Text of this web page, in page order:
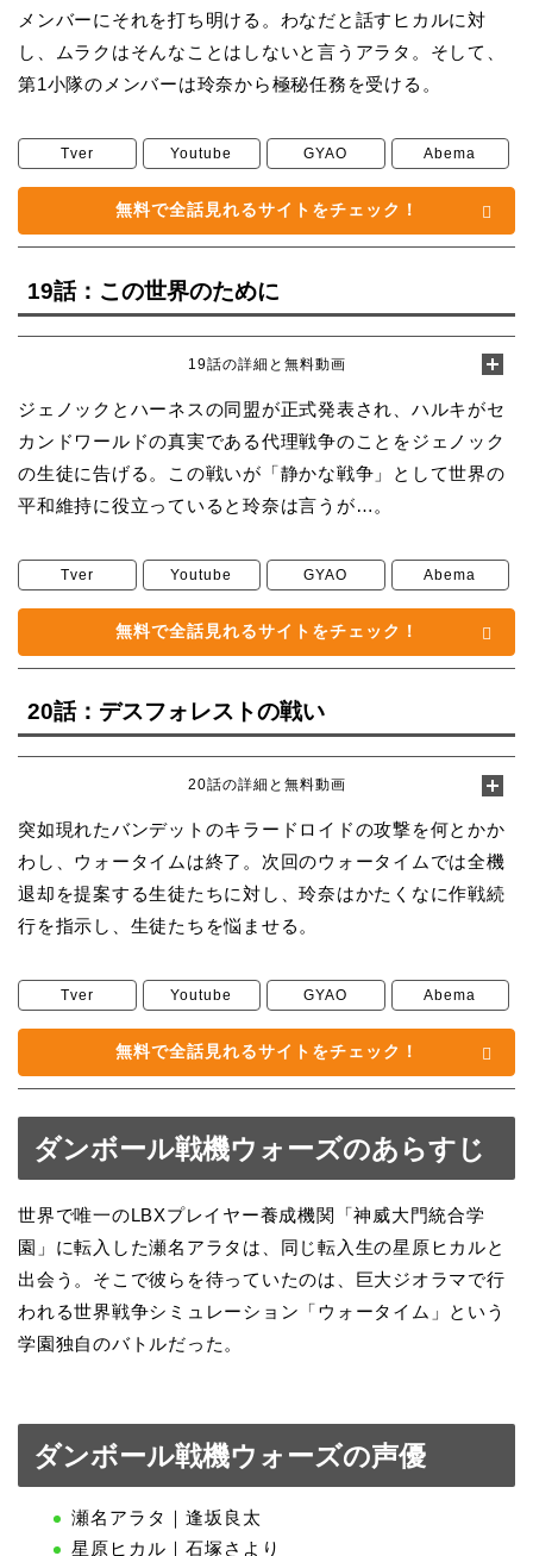
メンバーにそれを打ち明ける。わなだと話すヒカルに対
し、ムラクはそんなことはしないと言うアラタ。そして、
第1小隊のメンバーは玲奈から極秘任務を受ける。
Tver Youtube GYAO Abema
無料で全話見れるサイトをチェック！
19話：この世界のために
19話の詳細と無料動画
ジェノックとハーネスの同盟が正式発表され、ハルキがセ
カンドワールドの真実である代理戦争のことをジェノック
の生徒に告げる。この戦いが「静かな戦争」として世界の
平和維持に役立っていると玲奈は言うが…。
Tver Youtube GYAO Abema
無料で全話見れるサイトをチェック！
20話：デスフォレストの戦い
20話の詳細と無料動画
突如現れたバンデットのキラードロイドの攻撃を何とかか
わし、ウォータイムは終了。次回のウォータイムでは全機
退却を提案する生徒たちに対し、玲奈はかたくなに作戦続
行を指示し、生徒たちを悩ませる。
Tver Youtube GYAO Abema
無料で全話見れるサイトをチェック！
ダンボール戦機ウォーズのあらすじ
世界で唯一のLBXプレイヤー養成機関「神威大門統合学
園」に転入した瀬名アラタは、同じ転入生の星原ヒカルと
出会う。そこで彼らを待っていたのは、巨大ジオラマで行
われる世界戦争シミュレーション「ウォータイム」という
学園独自のバトルだった。
ダンボール戦機ウォーズの声優
瀬名アラタ｜逢坂良太
星原ヒカル｜石塚さより